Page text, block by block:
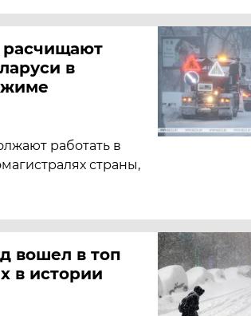
в
работать в
страны,
вошел в топ
в истории